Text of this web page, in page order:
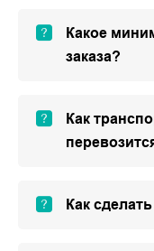
Какое
заказа?
Как
Как